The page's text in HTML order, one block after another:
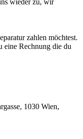
wieder zu, wir
zahlen möchtest.
eine Rechnung die du
1030 Wien,